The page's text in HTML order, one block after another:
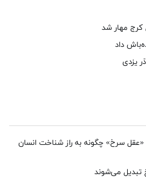
کرج مهار شد
داد
یزدی
«عقل سرخ» چگونه به راز شناخت انسان
تبدیل می‌شوند